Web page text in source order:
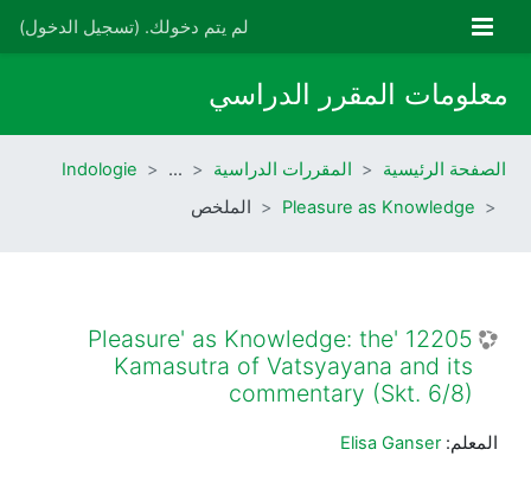
واجهة جانبية لم يتم دخولك. (تسجيل الدخول)
معلومات المقرر الدراسي
الصفحة الرئيسية المقررات الدراسية …
Indologie
Pleasure as Knowledge
الملخص
12205 'Pleasure' as Knowledge: the
Kamasutra of Vatsyayana and its
commentary (Skt. 6/8)
المعلم:Elisa Ganser